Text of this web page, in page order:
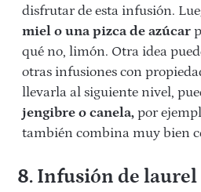
disfrutar de esta infusión.
miel o una pizca de azúcar
qué no, limón. Otra idea
otras infusiones con
llevarla al siguiente nivel,
jengibre o canela, por
también combina muy bien
8. Infusión de laurel